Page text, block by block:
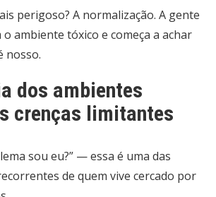
perigoso? A normalização. A gente
o ambiente tóxico e começa a achar
nosso.
dos ambientes
crenças limitantes
sou eu?” — essa é uma das
de quem vive cercado por